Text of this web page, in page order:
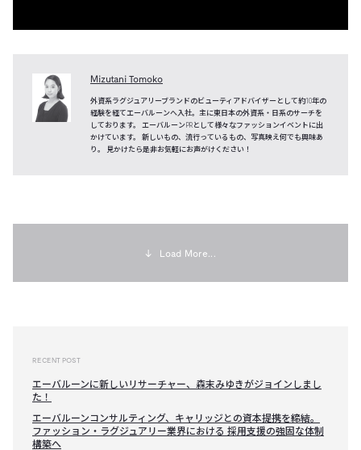
Mizutani Tomoko
外資系ラグジュアリーブランドのビューティアドバイザーとして約10年の
経験を経てエーバルーンへ入社。主に東日本の外資系・日系のサーチを
しております。 エーバルーンPRとして様々なファッションイベントに出
かけています。 新しいもの、流行っているもの、写真映え何でも興味あ
り。 見かけたら是非お気軽にお声がけください！
↓ Load More...
RECENT POST
エーバルーンに新しいリサーチャー、森末みゆきがジョインしまし
た！
エーバルーンコンサルティング、キャリッジとの資本提携を締結。
ファッション・ラグジュアリー業界における 採用支援の強固な体制
構築へ